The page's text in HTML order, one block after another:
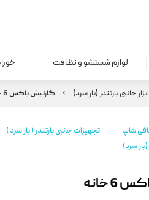
لوازم شستشو و نظافت
ابزار جانبی بارتندر (بار سرد) گارنیش باکس 6 خانه
شاپ تجهیزات جانبی بارتندر ( بار سرد )
(بار سرد)
خانه